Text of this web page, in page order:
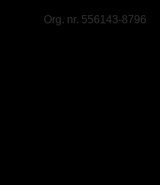
Org. nr. 556143-8796